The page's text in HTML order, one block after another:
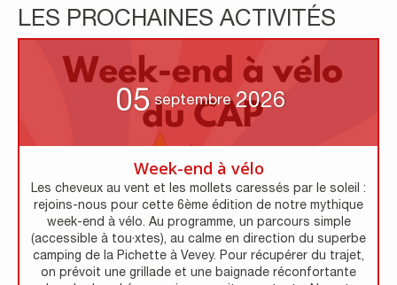
LES PROCHAINES ACTIVITÉS
05 septembre 2026
Week-end à vélo
Les cheveux au vent et les mollets caressés par le soleil :
rejoins-nous pour cette 6ème édition de notre mythique
week-end à vélo. Au programme, un parcours simple
(accessible à tou·xtes), au calme en direction du superbe
camping de la Pichette à Vevey. Pour récupérer du trajet,
on prévoit une grillade et une baignade réconfortante